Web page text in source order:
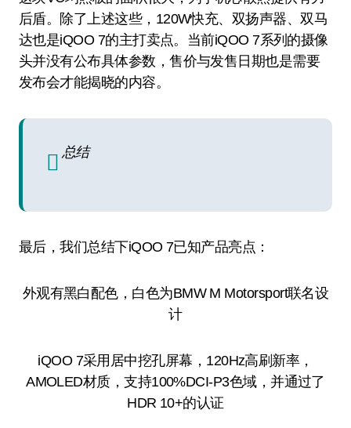
后盾。除了上述这些，120W快充、双扬声器、双马
达也是iQOO 7的主打卖点。当前iQOO 7系列的摄像
头并没有公布具体参数，售价与发售日期也是需要
发布会才能揭晓的内容。
总结
最后，我们总结下iQOO 7已知产品亮点：
外观有黑白配色，白色为BMW M Motorsport联名设
计
iQOO 7采用居中挖孔屏幕，120Hz高刷新率，
AMOLED材质，支持100%DCI-P3色域，并通过了
HDR 10+的认证